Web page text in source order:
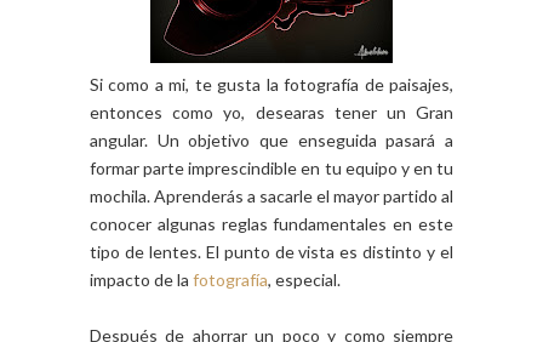
Si como a mi, te gusta la fotografía de paisajes,
entonces como yo, desearas tener un Gran
angular. Un objetivo que enseguida pasará a
formar parte imprescindible en tu equipo y en tu
mochila. Aprenderás a sacarle el mayor partido al
conocer algunas reglas fundamentales en este
tipo de lentes. El punto de vista es distinto y el
impacto de la fotografía, especial.
Después de ahorrar un poco y como siempre